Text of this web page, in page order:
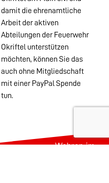
damit die ehrenamtliche
Arbeit der aktiven
Abteilungen der Feuerwehr
Okriftel unterstützen
möchten, können Sie das
auch ohne Mitgliedschaft
mit einer PayPal Spende
tun.
Wehren im